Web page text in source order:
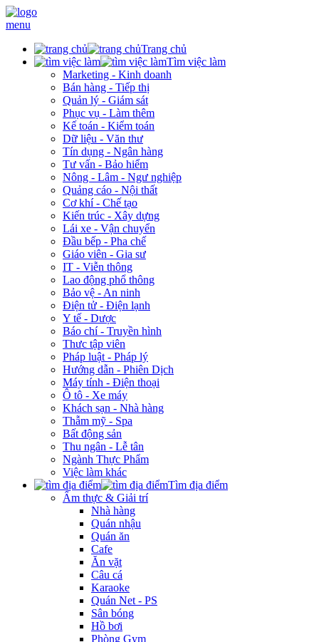
menu
Trang chủ
Tìm việc làm
Marketing - Kinh doanh
Bán hàng - Tiếp thị
Quản lý - Giám sát
Phục vụ - Làm thêm
Kế toán - Kiểm toán
Dữ liệu - Văn thư
Tín dụng - Ngân hàng
Tư vấn - Bảo hiểm
Nông - Lâm - Ngư nghiệp
Quảng cáo - Nội thất
Cơ khí - Chế tạo
Kiến trúc - Xây dựng
Lái xe - Vận chuyển
Đầu bếp - Pha chế
Giáo viên - Gia sư
IT - Viễn thông
Lao động phổ thông
Bảo vệ - An ninh
Điện tử - Điện lạnh
Y tế - Dược
Báo chí - Truyền hình
Thưc tập viên
Pháp luật - Pháp lý
Hướng dẫn - Phiên Dịch
Máy tính - Điện thoại
Ô tô - Xe máy
Khách sạn - Nhà hàng
Thẫm mỹ - Spa
Bất động sản
Thu ngân - Lễ tân
Ngành Thực Phẩm
Việc làm khác
Tìm địa điểm
Ẩm thực & Giải trí
Nhà hàng
Quán nhậu
Quán ăn
Cafe
Ăn vặt
Câu cá
Karaoke
Quán Net - PS
Sân bóng
Hồ bơi
Phòng Gym